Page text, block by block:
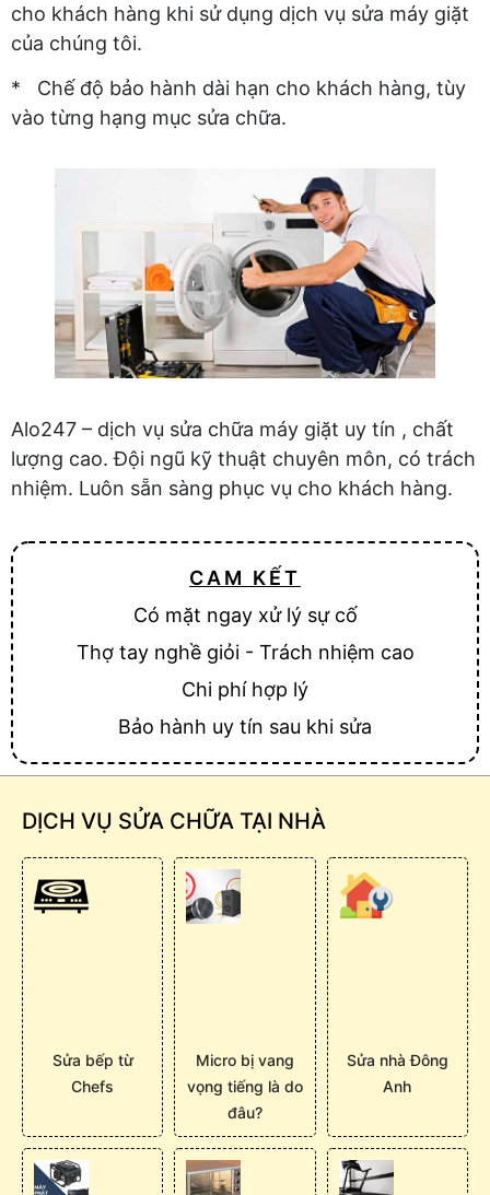
cho khách hàng khi sử dụng dịch vụ sửa máy giặt
của chúng tôi.
* Chế độ bảo hành dài hạn cho khách hàng, tùy
vào từng hạng mục sửa chữa.
Alo247 – dịch vụ sửa chữa máy giặt uy tín , chất
lượng cao. Đội ngũ kỹ thuật chuyên môn, có trách
nhiệm. Luôn sẵn sàng phục vụ cho khách hàng.
CAM KẾT
Có mặt ngay xử lý sự cố
Thợ tay nghề giỏi - Trách nhiệm cao
Chi phí hợp lý
Bảo hành uy tín sau khi sửa
DỊCH VỤ SỬA CHỮA TẠI NHÀ
Sửa bếp từ
Chefs
Micro bị vang
vọng tiếng là do
đâu?
Sửa nhà Đông
Anh